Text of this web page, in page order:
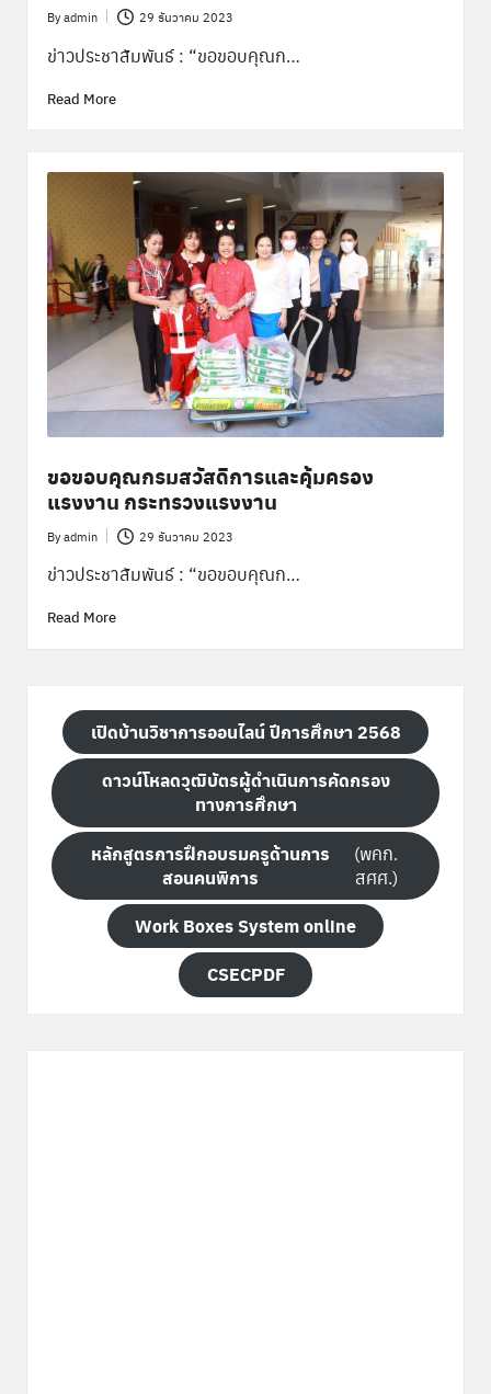
Posted
by
Byadmin 29 ธันวาคม 2023
ข่าวประชาสัมพันธ์ : “ขอขอบคุณก…
Read More
ขอขอบคุณกรมสวัสดิการและคุ้มครอง
แรงงาน กระทรวงแรงงาน
Posted
by
Byadmin 29 ธันวาคม 2023
ข่าวประชาสัมพันธ์ : “ขอขอบคุณก…
Read More
เปิดบ้านวิชาการออนไลน์ ปีการศึกษา 2568
ดาวน์โหลดวุฒิบัตรผู้ดำเนินการคัดกรอง
ทางการศึกษา
หลักสูตรการฝึกอบรมครูด้านการ
สอนคนพิการ
(พคก.
สศศ.)
Work Boxes System online
CSECPDF